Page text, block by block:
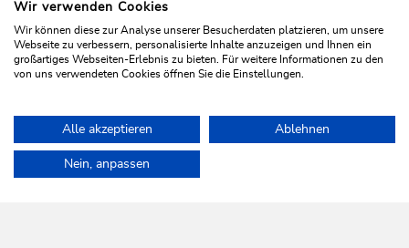
Wandern mit allen Sinnen
ERLEBNIS BUCHEN
Home Info & Service Veranstaltungen Wandern mit allen
Wir verwenden Cookies
Wir können diese zur Analyse unserer Besucherdaten platzieren, um unsere
Webseite zu verbessern, personalisierte Inhalte anzuzeigen und Ihnen ein
großartiges Webseiten-Erlebnis zu bieten. Für weitere Informationen zu den
von uns verwendeten Cookies öffnen Sie die Einstellungen.
Alle akzeptieren Ablehnen
Nein, anpassen